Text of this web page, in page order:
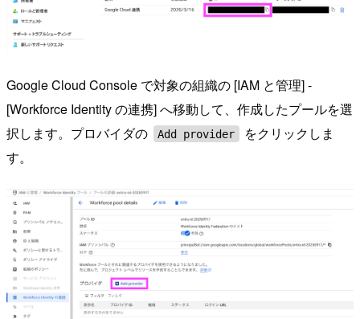
Google Cloud Console で対象の組織の [IAM と管理] -
[Workforce Identity の連携] へ移動して、作成したプールを選
択します。プロバイダの
Add provider
をクリックしま
す。